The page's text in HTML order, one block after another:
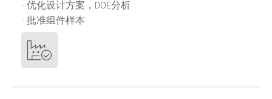
· 优化设计方案，DOE分析
· 批准组件样本